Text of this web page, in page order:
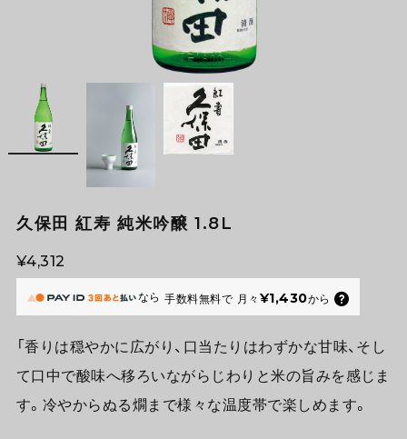
久保田 紅寿 純米吟醸 1.8L
¥4,312
なら 手数料無料で 月々 ¥1,430から
「香りは穏やかに広がり、口当たりはわずかな甘味、そし
て口中で酸味へ移ろいながらじわりと米の旨みを感じま
す。冷やからぬる燗まで様々な温度帯で楽しめます。